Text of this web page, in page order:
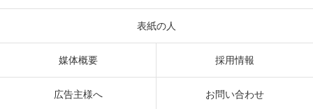
表紙の人
媒体概要 採用情報
広告主様へ お問い合わせ